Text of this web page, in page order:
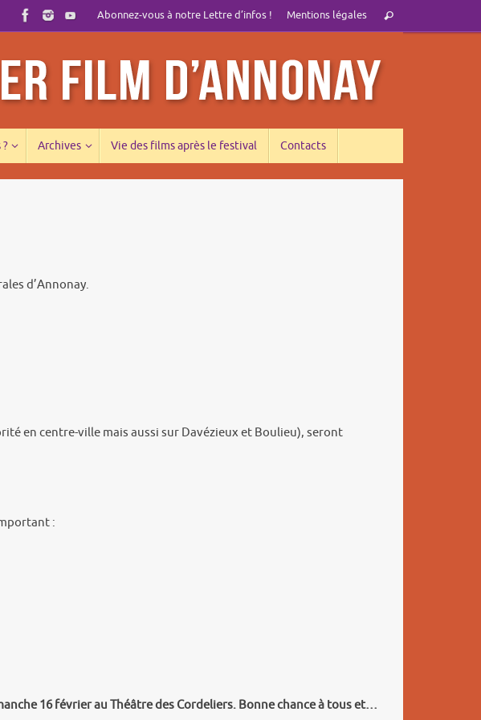
Abonnez-vous à notre Lettre d’infos ! Mentions légales
pour
Rechercher
Archives Vie des films après le festival Contacts
d’Annonay.
en centre-ville mais aussi sur Davézieux et Boulieu), seront
:
16 février au Théâtre des Cordeliers. Bonne chance à tous et…